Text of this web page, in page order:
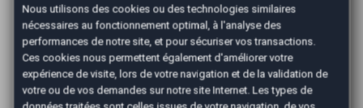
Cette estimation ne vous engage à rien. Vous pouvez
prendre le temps de réfléchir avant de décider. Et si
notre offre ne vous convient pas, nous pouvons
également vous proposer notre solution de dépôt-
vente.
Nous utilisons des cookies ou des technologies similaires
nécessaires au fonctionnement optimal, à l'analyse des
performances de notre site, et pour sécuriser vos transactions.
Ces cookies nous permettent également d'améliorer votre
expérience de visite, lors de votre navigation et de la validation de
votre ou de vos demandes sur notre site Internet. Les types de